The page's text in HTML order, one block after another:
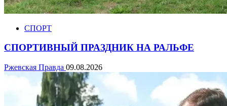
СПОРТ
СПОРТИВНЫЙ ПРАЗДНИК НА РАЛЬФЕ
Ржевская Правда 09.08.2026